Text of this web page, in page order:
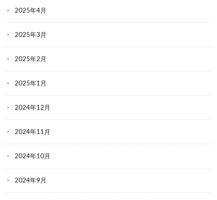
2025年4月
2025年3月
2025年2月
2025年1月
2024年12月
2024年11月
2024年10月
2024年9月